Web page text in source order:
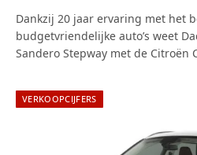
Dankzij 20 jaar ervaring met het
budgetvriendelijke auto’s weet
Sandero Stepway met de Citroën
VERKOOPCIJFERS